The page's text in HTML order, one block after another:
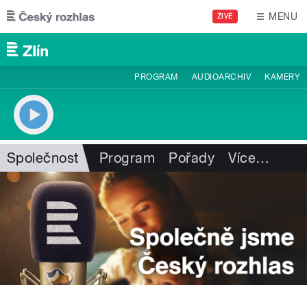
Přejít k hlavnímu obsahu
ŽIVĚ MENU
PROGRAM AUDIOARCHIV KAMERY
Společnost Program Pořady Více…